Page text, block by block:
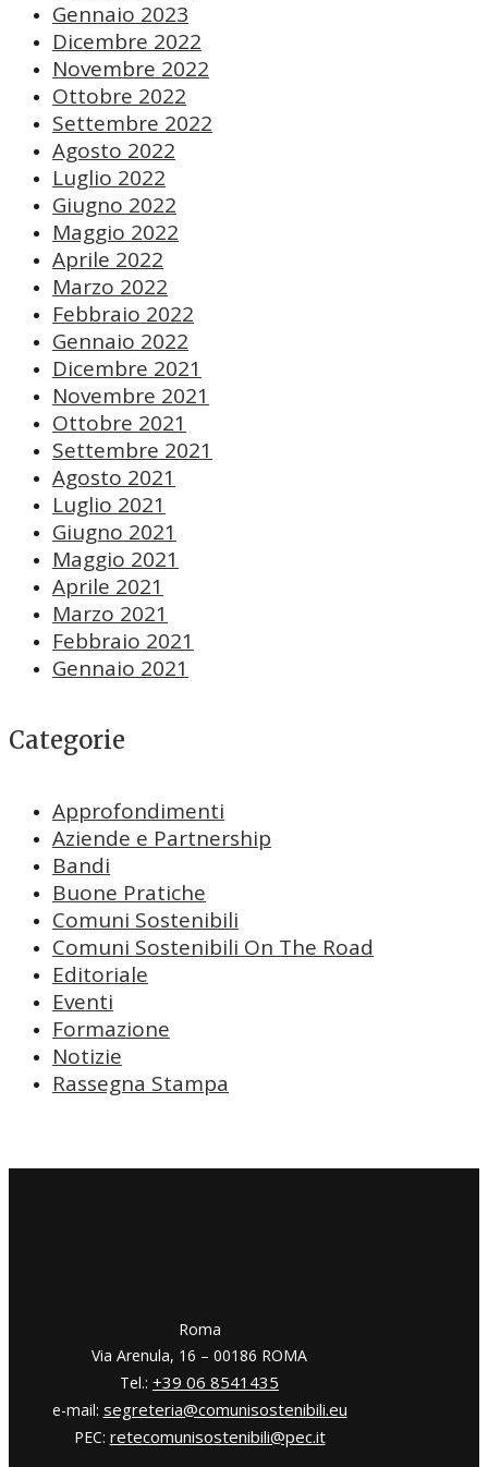
Gennaio 2023
Dicembre 2022
Novembre 2022
Ottobre 2022
Settembre 2022
Agosto 2022
Luglio 2022
Giugno 2022
Maggio 2022
Aprile 2022
Marzo 2022
Febbraio 2022
Gennaio 2022
Dicembre 2021
Novembre 2021
Ottobre 2021
Settembre 2021
Agosto 2021
Luglio 2021
Giugno 2021
Maggio 2021
Aprile 2021
Marzo 2021
Febbraio 2021
Gennaio 2021
Categorie
Approfondimenti
Aziende e Partnership
Bandi
Buone Pratiche
Comuni Sostenibili
Comuni Sostenibili On The Road
Editoriale
Eventi
Formazione
Notizie
Rassegna Stampa
​​Roma
Via Arenula, 16 – 00186 ROMA
Tel.: +39 06 8541435
e-mail: segreteria@comunisostenibili.eu
PEC: retecomunisostenibili@pec.it